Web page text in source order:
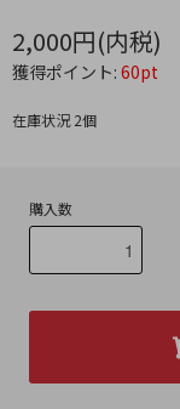
2,000円(内税)
獲得ポイント: 60pt
在庫状況 2個
購入数